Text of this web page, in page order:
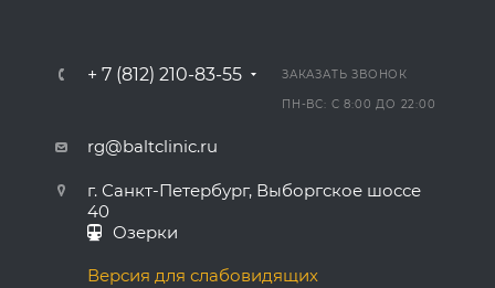
+ 7 (812) 210-83-55 ЗАКАЗАТЬ ЗВОНОК
ПН-ВС: С 8:00 ДО 22:00
rg@baltclinic.ru
г. Санкт-Петербург, Выборгское шоссе
40
Озерки
Версия для слабовидящих